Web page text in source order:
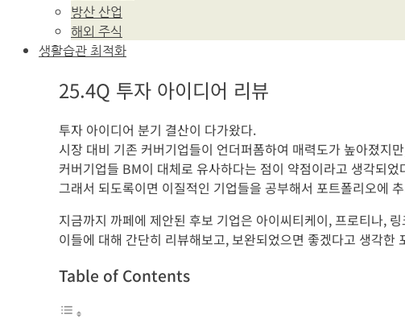
방산 산업
해외 주식
생활습관 최적화
25.4Q 투자 아이디어 리뷰
투자 아이디어 분기 결산이 다가왔다.
시장 대비 기존 커버기업들이 언더퍼폼하여 매력도가 높아졌지
커버기업들 BM이 대체로 유사하다는 점이 약점이라고 생각되었
그래서 되도록이면 이질적인 기업들을 공부해서 포트폴리오에
지금까지 까페에 제안된 후보 기업은 아이씨티케이, 프로티나,
이들에 대해 간단히 리뷰해보고, 보완되었으면 좋겠다고 생각한
Table of Contents